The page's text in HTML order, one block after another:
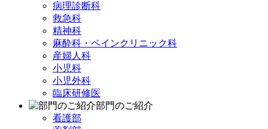
病理診断科
救急科
精神科
麻酔科・ペインクリニック科
産婦人科
小児科
小児外科
臨床研修医
部門のご紹介
看護部